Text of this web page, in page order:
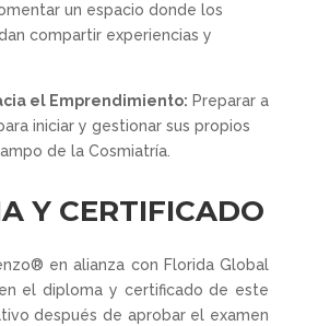
un espacio donde los
compartir experiencias y
el Emprendimiento: Preparar a
iniciar y gestionar sus propios
de la Cosmiatría.
Y CERTIFICADO
en alianza con Florida Global
el diploma y certificado de este
después de aprobar el examen